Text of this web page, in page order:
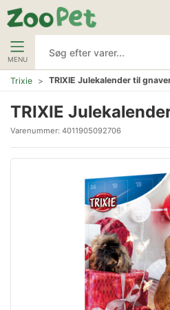
MENU
Trixie TRIXIE Julekalender til
TRIXIE
Varenummer: 4011905092706